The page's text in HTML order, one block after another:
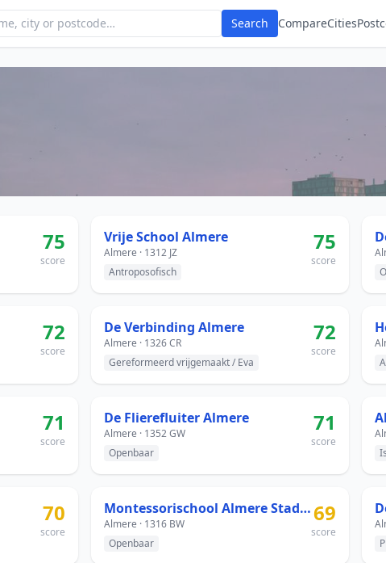
Search CompareCities
75
score
Vrije School Almere
Almere · 1312 JZ
Antroposofisch
75
score
72
score
De Verbinding Almere
Almere · 1326 CR
Gereformeerd vrijgemaakt / Eva
72
score
71
score
De Flierefluiter Almere
Almere · 1352 GW
Openbaar
71
score
70
score
Montessorischool Almere Stad - Randstad 22
Almere · 1316 BW
Openbaar
69
score